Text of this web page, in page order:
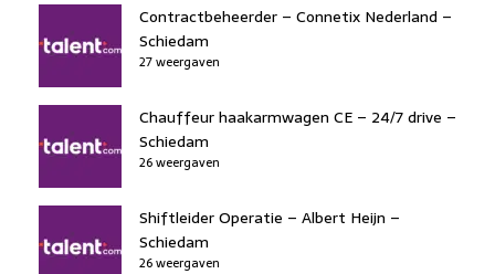
Contractbeheerder – Connetix Nederland –
Schiedam
27 weergaven
Chauffeur haakarmwagen CE – 24/7 drive –
Schiedam
26 weergaven
Shiftleider Operatie – Albert Heijn –
Schiedam
26 weergaven